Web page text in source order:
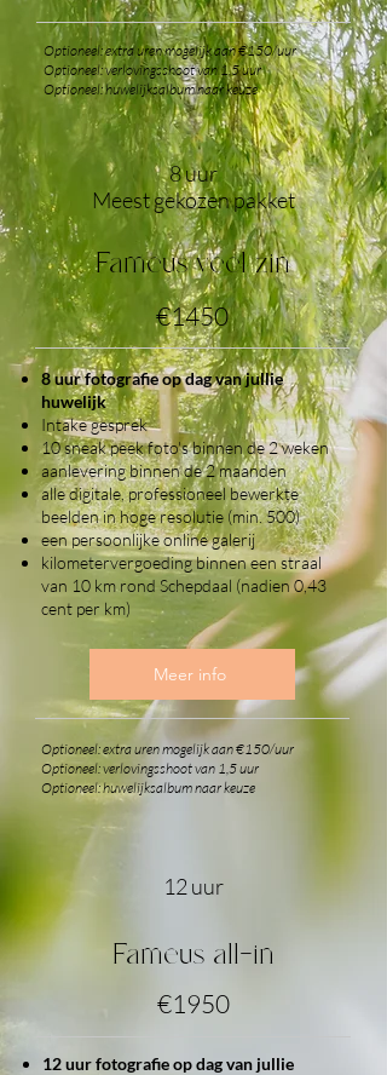
Optioneel: extra uren mogelijk aan €150/uur
Optioneel: verlovingsshoot van 1,5 uur
Optioneel: huwelijksalbum naar keuze
8 uur
Meest gekozen pakket
Fameus veel zin
€1450
8 uur fotografie op dag van jullie
huwelijk
Intake gesprek
10 sneak peek foto's binnen de 2 weken
aanlevering binnen de 2 maanden
alle digitale, professioneel bewerkte
beelden in hoge resolutie (min. 500)
een persoonlijke online galerij
kilometervergoeding binnen een straal
van 10 km rond Schepdaal (nadien 0,43
cent per km)
Meer info
Optioneel: extra uren mogelijk aan €150/uur
Optioneel: verlovingsshoot van 1,5 uur
Optioneel: huwelijksalbum naar keuze
12 uur
Fameus all-in
€1950
12 uur fotografie op dag van jullie